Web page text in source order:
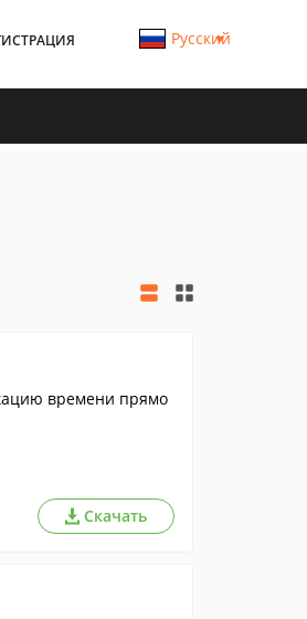
Русский
времени прямо
Скачать